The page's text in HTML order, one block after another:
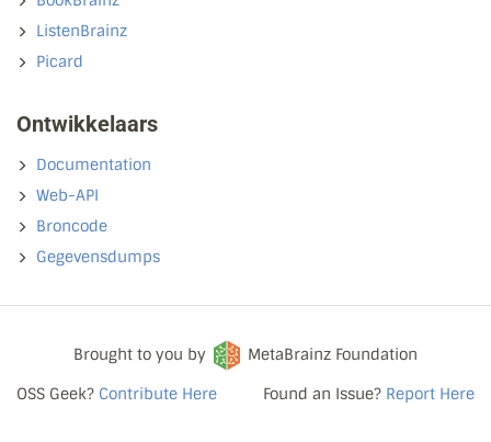
ListenBrainz
Picard
Ontwikkelaars
Documentation
Web-API
Broncode
Gegevensdumps
OSS Geek? Contribute Here
Brought to you by
MetaBrainz Foundation
Found an Issue? Report Here